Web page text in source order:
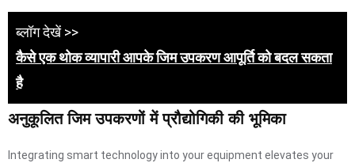
ब्लॉग देखें >>
कैसे एक थोक व्यापारी आपके जिम उपकरण आपूर्ति को बदल सकता
है
अनुकूलित जिम उपकरणों में प्रौद्योगिकी की भूमिका
Integrating smart technology into your equipment elevates your